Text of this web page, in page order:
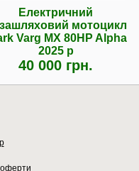
Електричний
мотоцикл
Varg MX 80HP Alpha
2025 р
40 000 грн.
оферти